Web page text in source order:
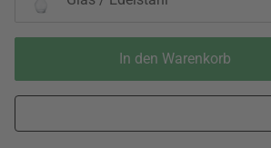
In den Warenkorb